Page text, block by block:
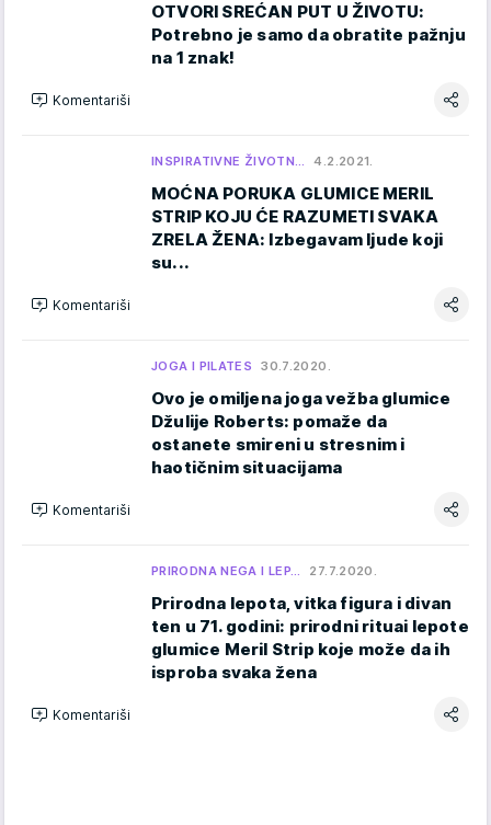
OTVORI SREĆAN PUT U ŽIVOTU:
Potrebno je samo da obratite pažnju
na 1 znak!
Komentariši
INSPIRATIVNE ŽIVOTN… 4.2.2021.
MOĆNA PORUKA GLUMICE MERIL
STRIP KOJU ĆE RAZUMETI SVAKA
ZRELA ŽENA: Izbegavam ljude koji
su...
Komentariši
JOGA I PILATES 30.7.2020.
Ovo je omiljena joga vežba glumice
Džulije Roberts: pomaže da
ostanete smireni u stresnim i
haotičnim situacijama
Komentariši
PRIRODNA NEGA I LEP… 27.7.2020.
Prirodna lepota, vitka figura i divan
ten u 71. godini: prirodni rituai lepote
glumice Meril Strip koje može da ih
isproba svaka žena
Komentariši